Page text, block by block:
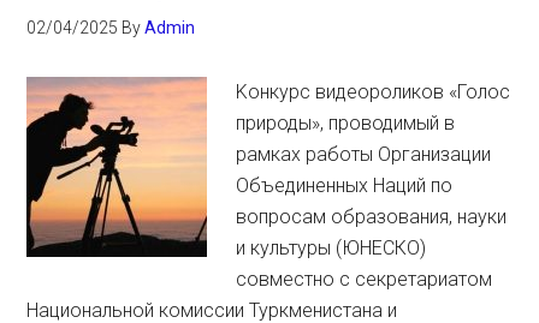
02/04/2025 ByAdmin
Kонкурс видеороликов «Голос
природы», проводимый в
рамках работы Организации
Объединенных Наций по
вопросам образования, науки
и культуры (ЮНЕСКО)
совместно с секретариатом
Национальной комиссии Туркменистана и